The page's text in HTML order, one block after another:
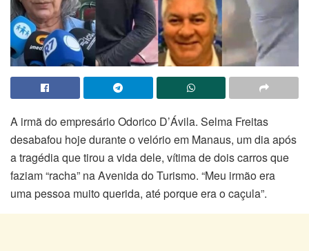
A irmã do empresário Odorico D’Ávila. Selma Freitas
desabafou hoje durante o velório em Manaus, um dia após
a tragédia que tirou a vida dele, vítima de dois carros que
faziam “racha” na Avenida do Turismo. “Meu irmão era
uma pessoa muito querida, até porque era o caçula”.